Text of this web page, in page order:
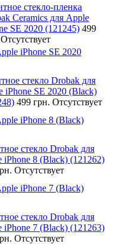
стекло-пленка
Ceramics для Apple
SE 2020 (121245) 499
Отсутствует
iPhone SE 2020
стекло Drobak для
iPhone SE 2020 (Black)
499 грн. Отсутствует
iPhone 8 (Black)
стекло Drobak для
iPhone 8 (Black) (121262)
Отсутствует
iPhone 7 (Black)
стекло Drobak для
iPhone 7 (Black) (121263)
Отсутствует